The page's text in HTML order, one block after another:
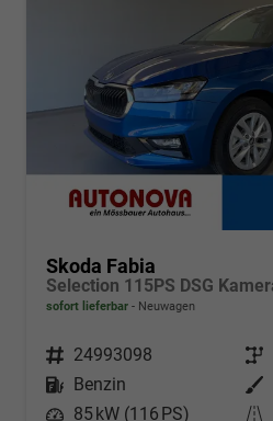
Skoda Fabia
sofort lieferbar Neuwagen
Fahrzeugnr. 24993098 Getriebe
Kraftstoff
Benzin Außenfarbe
Leistung 85 kW (116 PS) Kilometerstand